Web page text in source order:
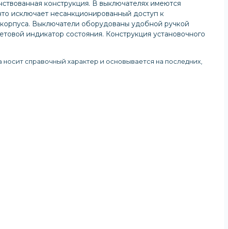
конструкция. В выключателях имеются
исключает несанкционированный доступ к
Выключатели оборудованы удобной ручкой
индикатор состояния. Конструкция установочного
справочный характер и основывается на последних,